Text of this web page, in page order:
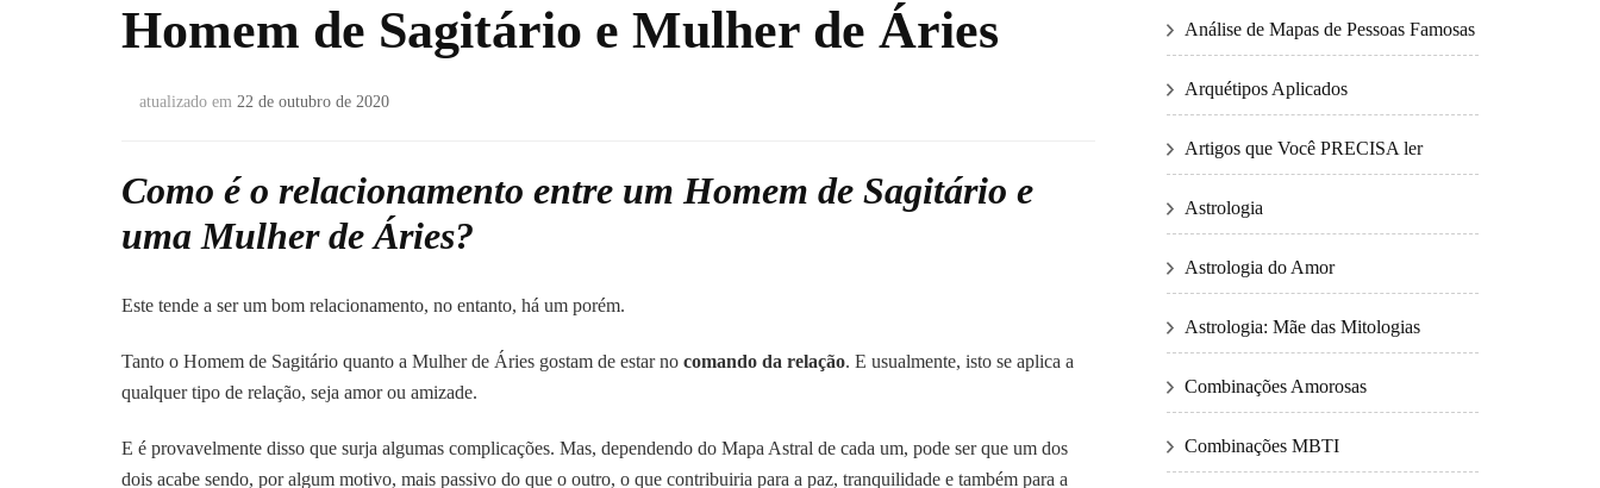
Homem de Sagitário e Mulher de Áries
atualizado em 22 de outubro de 2020
Como é o relacionamento entre um Homem de Sagitário e
uma Mulher de Áries?
Este tende a ser um bom relacionamento, no entanto, há um porém.
Tanto o Homem de Sagitário quanto a Mulher de Áries gostam de estar no comando da relação. E usualmente, isto se aplica a
qualquer tipo de relação, seja amor ou amizade.
E é provavelmente disso que surja algumas complicações. Mas, dependendo do Mapa Astral de cada um, pode ser que um dos
dois acabe sendo, por algum motivo, mais passivo do que o outro, o que contribuiria para a paz, tranquilidade e também para a
Análise de Mapas de Pessoas Famosas
Arquétipos Aplicados
Artigos que Você PRECISA ler
Astrologia
Astrologia do Amor
Astrologia: Mãe das Mitologias
Combinações Amorosas
Combinações MBTI